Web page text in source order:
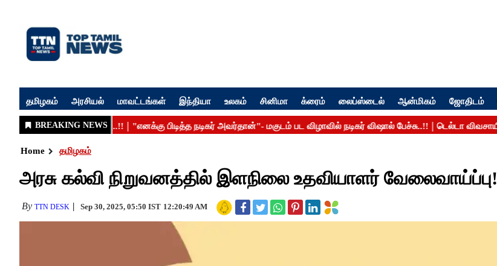
தமிழகம் அரசியல் மாவட்டங்கள் இந்தியா உலகம் சினிமா க்ரைம் லைப்ஸ்டைல் ஆன்மிகம் ஜோதிடம்
Home தமிழகம்
அரசு கல்வி நிறுவனத்தில் இளநிலை உதவியாளர் வேலைவாய்ப்பு!
By TTN DESK Sep 30, 2025, 05:50 IST 12:20:49 AM